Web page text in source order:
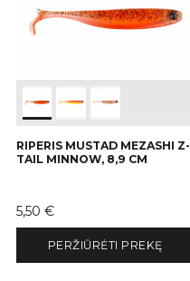
RIPERIS MUSTAD MEZASHI Z-
TAIL MINNOW, 8,9 CM
Kaina
5,50 €
PERŽIŪRĖTI PREKĘ